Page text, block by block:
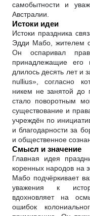
самобытности и
Австралии.
Истоки идеи
Истоки праздника
Эдди Мабо, жителем
Он оспаривал
принадлежащие его
длилось десять лет и
nullius», согласно
никем не занятой до
стало поворотным
существование и
учреждён по
и благодарности за
и общественное
Смысл и значение
Главная идея
коренных народов на
Мабо подчёркивает
уважения к
вдохновляет на
ошибок